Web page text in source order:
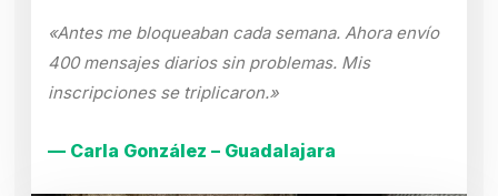
«Antes me bloqueaban cada semana. Ahora envío
400 mensajes diarios sin problemas. Mis
inscripciones se triplicaron.»
— Carla González – Guadalajara